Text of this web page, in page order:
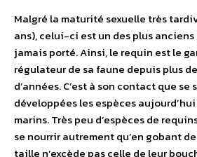
Malgré la maturité sexuelle très
ans), celui-ci est un des plus
jamais porté. Ainsi, le requin est le
régulateur de sa faune depuis plus
d’années. C’est à son contact que
développées les espèces
marins. Très peu d’espèces de
se nourrir autrement qu’en gobant
taille n’excède pas celle de leur